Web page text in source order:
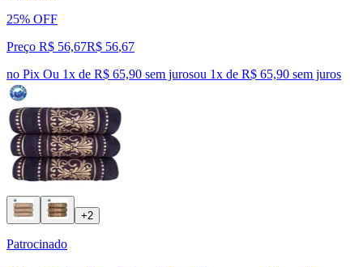
25% OFF
Preço R$ 56,67R$ 56,67
no Pix Ou 1x de R$ 65,90 sem jurosou 1x de R$ 65,90 sem juros
+2
Patrocinado